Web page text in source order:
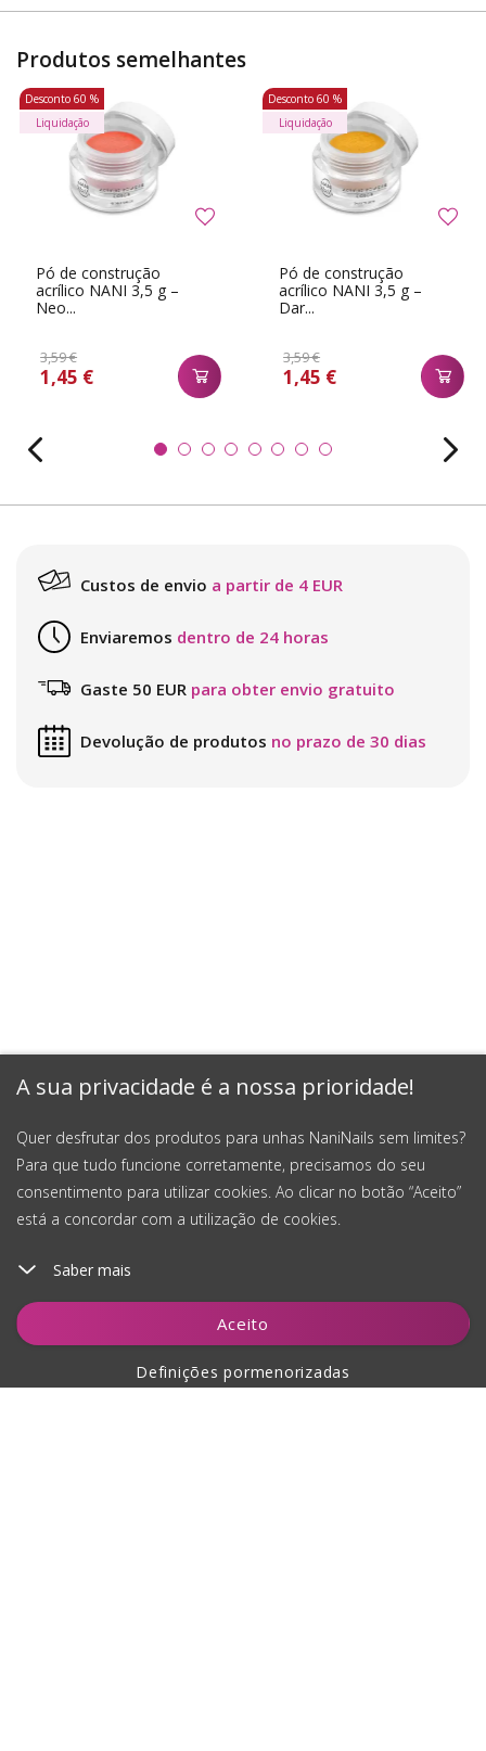
A sua privacidade é a nossa prioridade!
Quer desfrutar dos produtos para unhas NaniNails sem limites?
Para que tudo funcione corretamente, precisamos do seu
consentimento para utilizar cookies. Ao clicar no botão “Aceito”
está a concordar com a utilização de cookies.
Saber mais
Aceito
Definições pormenorizadas
Adicionar ao carrinho
Produtos semelhantes
Pó de construção
acrílico NANI 3,5 g –
Neo...
3,59 €
1,45 €
Desconto 60 %
Liquidação
Pó de construção
acrílico NANI 3,5 g –
Dar...
3,59 €
1,45 €
Desconto 60 %
Liquidação
Custos de envio a partir de 4 EUR
Enviaremos dentro de 24 horas
Gaste 50 EUR para obter envio gratuito
Devolução de produtos no prazo de 30 dias